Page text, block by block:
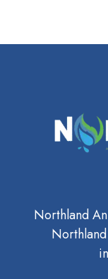
Northland